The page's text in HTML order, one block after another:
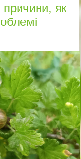
причини, як